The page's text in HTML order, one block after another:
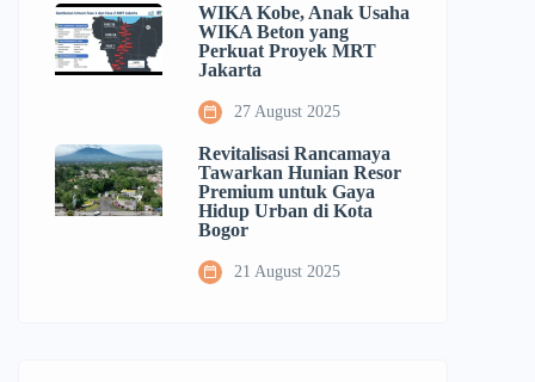
WIKA Kobe, Anak Usaha
WIKA Beton yang
Perkuat Proyek MRT
Jakarta
27 August 2025
Revitalisasi Rancamaya
Tawarkan Hunian Resor
Premium untuk Gaya
Hidup Urban di Kota
Bogor
21 August 2025